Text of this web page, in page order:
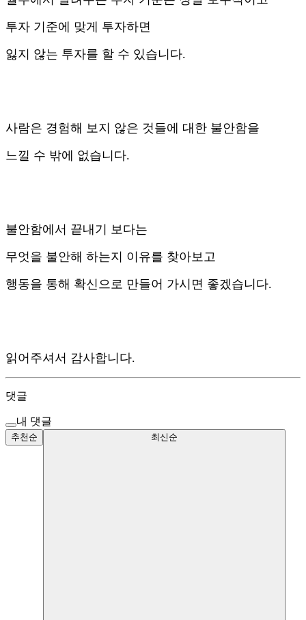
투자 기준에 맞게 투자하면
잃지 않는 투자를 할 수 있습니다.
사람은 경험해 보지 않은 것들에 대한 불안함을
느낄 수 밖에 없습니다.
불안함에서 끝내기 보다는
무엇을 불안해 하는지 이유를 찾아보고
행동을 통해 확신으로 만들어 가시면 좋겠습니다.
읽어주셔서 감사합니다.
댓글
내 댓글
추천순 최신순